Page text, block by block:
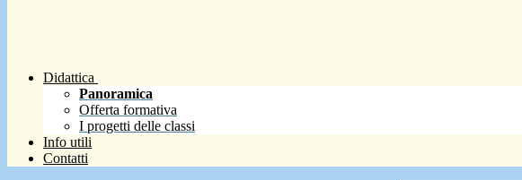
Didattica
Panoramica
Offerta formativa
I progetti delle classi
Info utili
Contatti